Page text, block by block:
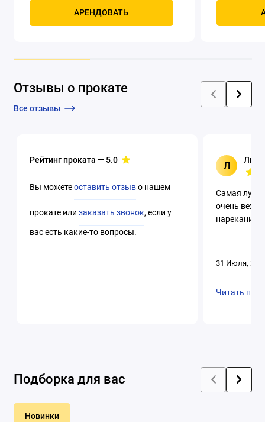
АРЕНДОВАТЬ
Отзывы о прокате
Все отзывы
Рейтинг проката — 5.0
Вы можетеоставить отзыво нашем
прокате илизаказать звонок, если у
вас есть какие-то вопросы.
Л
Самая
очень
нареканий.
31 Июля,
Читать
Подборка для вас
Новинки